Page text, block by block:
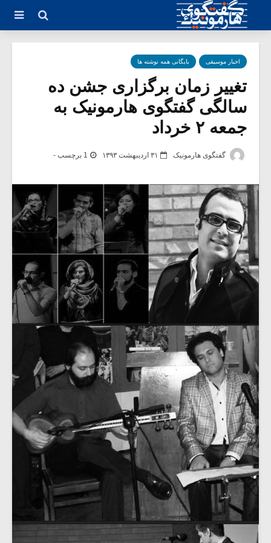
اخبار موسیقی بایگانی همه نوشته ها
تغییر زمان برگزاری جشن ده
سالگی گفتگوی هارمونیک به
جمعه ۲ خرداد
گفتگوی هارمونیک ۳۱ اردیبهشت ۱۳۹۳ 1 برچسب -